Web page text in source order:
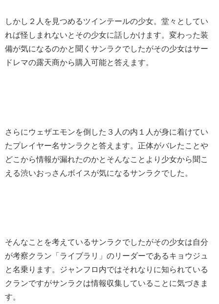
しかし２人を見つめるツインテールの少女。堂々としてい
れば怪しまれないとその少女に話しかけます。変わった装
備が気になるのかと聞くサンラクでしたがその少女はサー
ドレマの露天商から購入可能と答えます。
さらにウェザエモンを倒した３人の内１人が身に着けてい
たプレイヤー名サンラクと答えます。正体がバレたことや
どこから情報が漏れたのかとそんなことより少女から聞こ
える渋いおっさんボイスが気になるサンラクでした。
そんなことを考えているサンラクでしたがその少女は自分
が考察クラン「ライブラリ」のリーダーであるキョウジュ
と名乗ります。ジャンフロ内ではそれなりに知られている
クランですがサンラクは情報収集していることに気づきま
す。